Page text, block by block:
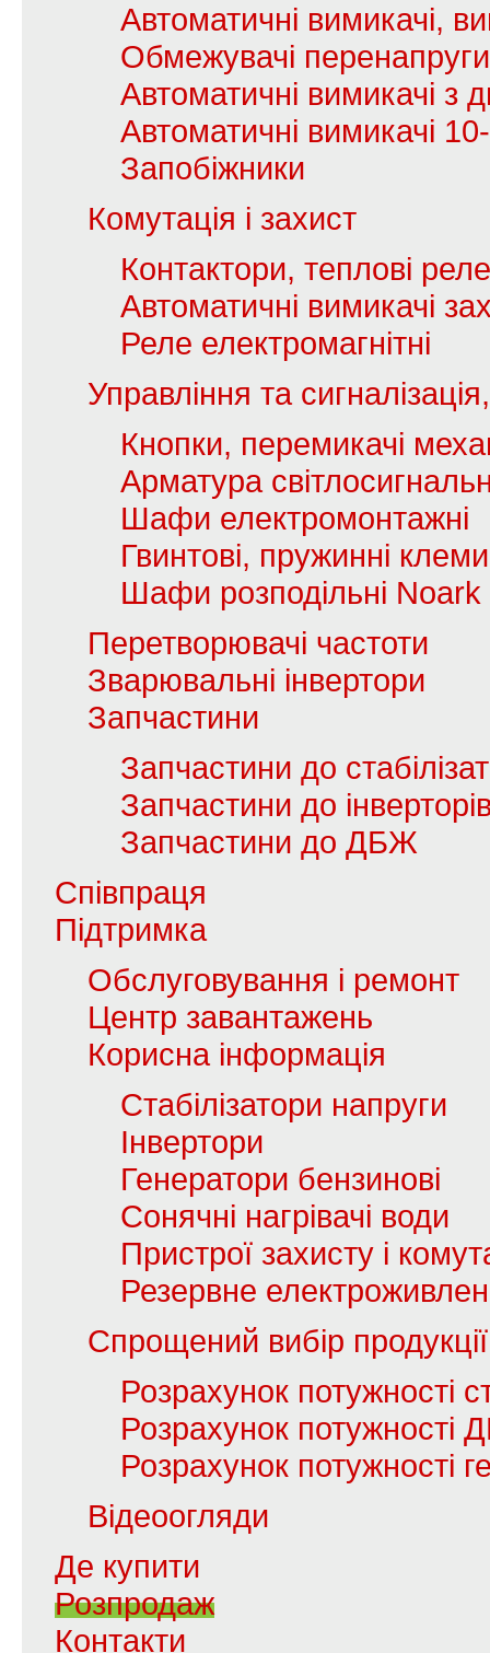
Автоматичні вимикачі,
Обмежувачі перенапруги
Автоматичні вимикачі з
Автоматичні вимикачі
Запобіжники
Комутація і захист
Контактори, теплові реле
Автоматичні вимикачі
Реле електромагнітні
Управління та
Кнопки, перемикачі
Арматура
Шафи електромонтажні
Гвинтові, пружинні
Шафи розподільні Noark
Перетворювачі частоти
Зварювальні інвертори
Запчастини
Запчастини до
Запчастини до
Запчастини до ДБЖ
Співпраця
Підтримка
Обслуговування і ремонт
Центр завантажень
Корисна інформація
Стабілізатори напруги
Інвертори
Генератори бензинові
Сонячні нагрівачі води
Пристрої захисту і
Резервне
Спрощений вибір продукції
Розрахунок потужності
Розрахунок потужності
Розрахунок потужності
Відеоогляди
Де купити
Розпродаж
Контакти